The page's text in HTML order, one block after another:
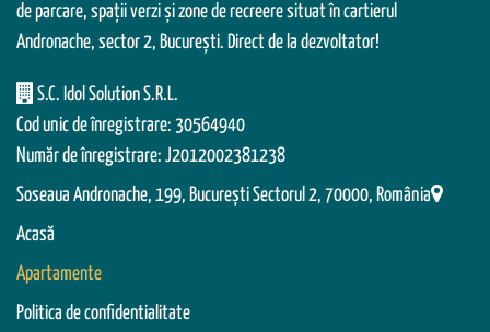
de parcare, spații verzi și zone de recreere situat în cartierul
Andronache, sector 2, București. Direct de la dezvoltator!
S.C. Idol Solution S.R.L.
Cod unic de înregistrare: 30564940
Număr de înregistrare: J2012002381238
Soseaua Andronache, 199, Bucureşti Sectorul 2, 70000, România
Acasă
Apartamente
Politica de confidentialitate